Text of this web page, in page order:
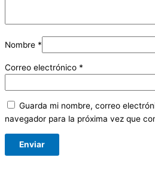
Nombre *
Correo electrónico *
Guarda mi nombre, correo
navegador para la próxima vez que